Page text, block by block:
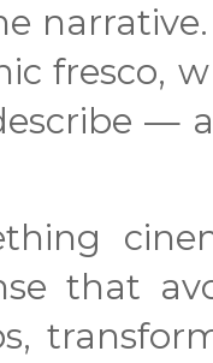
fresco,
—
that